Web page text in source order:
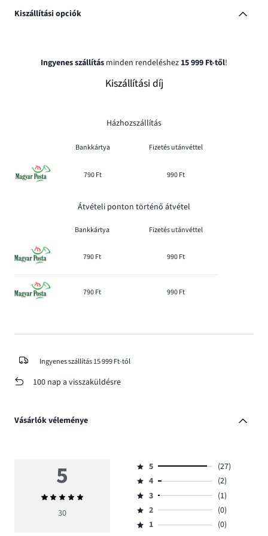
Kiszállítási opciók
Ingyenes szállítás minden rendeléshez 15 999 Ft-től!
Kiszállítási díj
Házhozszállítás
Bankkártya Fizetés utánvéttel
790 Ft 990 Ft
Átvételi ponton történő átvétel
Bankkártya Fizetés utánvéttel
790 Ft 990 Ft
790 Ft 990 Ft
Ingyenes szállítás 15 999 Ft-tól
100 nap a visszaküldésre
Vásárlók véleménye
5
Átlagos
értékelés
30
Osztályzat
5,
szavazatok
száma
27.
5
(27)
Osztályzat
4,
szavazatok
száma
4
(2)
Osztályzat
3,
szavazatok
3
(1)
Osztályzat
2,
2
(0)
Osztályzat
1 (0)